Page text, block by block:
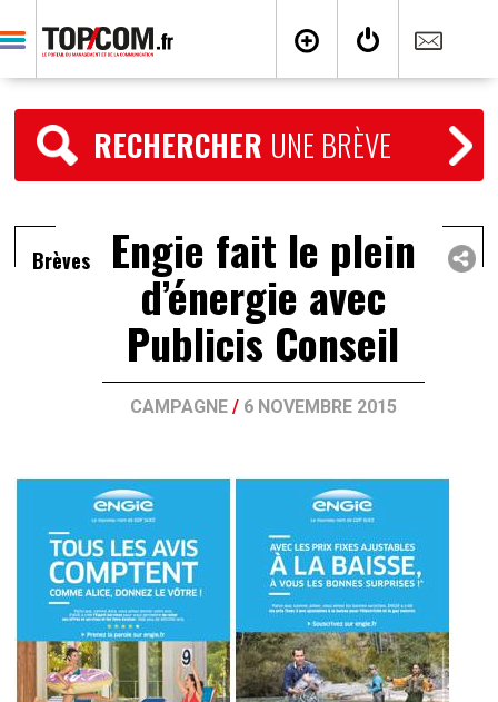
RECHERCHER UNE BRÈVE
Brèves Engie fait le plein
d’énergie avec
Publicis Conseil
CAMPAGNE/ 6 NOVEMBRE 2015